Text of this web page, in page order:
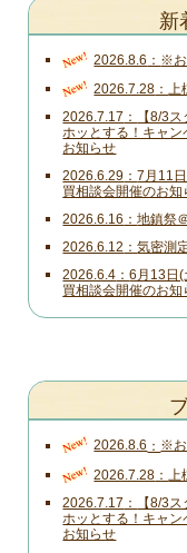
新
New! 2026.8.6 ※お
New! 2026.7.28
2026.7.17
【8/3
ホッとする！キャ
お知らせ
2026.6.29
7月11
買相談会開催のお知
2026.6.16 地鎮祭
2026.6.12 気密測
2026.6.4
6月13日(
買相談会開催のお知
New! 2026.8.6 ※お
New! 2026.7.28
2026.7.17
【8/3
ホッとする！キャ
お知らせ